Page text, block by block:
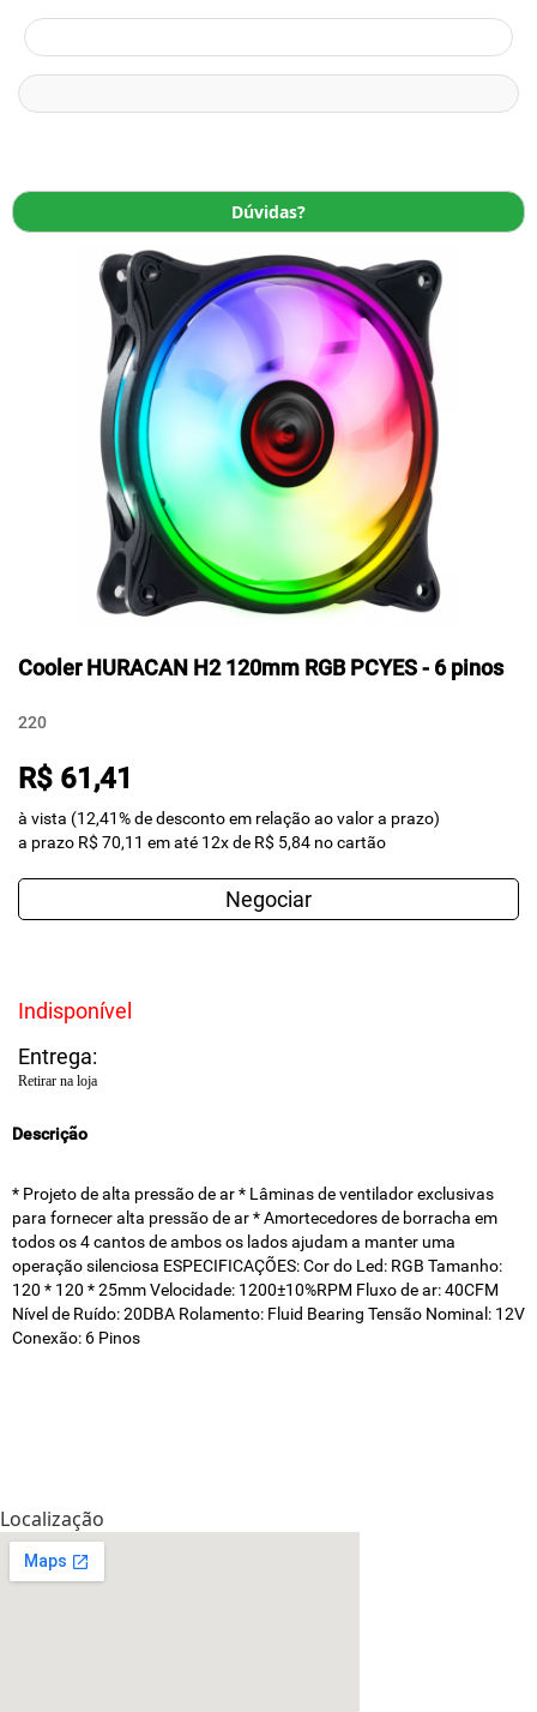
Dúvidas?
Cooler HURACAN H2 120mm RGB PCYES - 6 pinos
220
R$ 61,41
à vista (12,41% de desconto em relação ao valor a prazo)
a prazo R$ 70,11 em até 12x de R$ 5,84 no cartão
Negociar
Indisponível
Entrega:
Retirar na loja
Descrição
* Projeto de alta pressão de ar * Lâminas de ventilador exclusivas
para fornecer alta pressão de ar * Amortecedores de borracha em
todos os 4 cantos de ambos os lados ajudam a manter uma
operação silenciosa ESPECIFICAÇÕES: Cor do Led: RGB Tamanho:
120 * 120 * 25mm Velocidade: 1200±10%RPM Fluxo de ar: 40CFM
Nível de Ruído: 20DBA Rolamento: Fluid Bearing Tensão Nominal: 12V
Conexão: 6 Pinos
Localização